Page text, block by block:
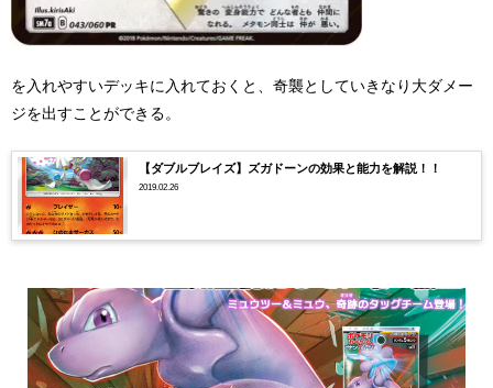
を入れやすいデッキに入れておくと、奇襲としていきなり大ダメー
ジを出すことができる。
【ダブルブレイズ】ズガドーンの効果と能力を解説！！
2019.02.26